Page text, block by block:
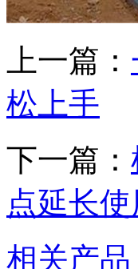
上一篇：
松上手
下一篇：
点延长
相关产品